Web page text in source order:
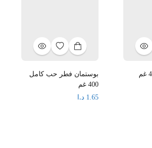
بوستمان فطر حب كامل
400 غم
1.65 د.ا